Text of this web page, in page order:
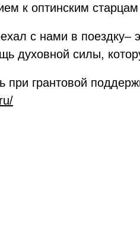
к оптинским
с нами в поездку–
духовной силы,
при грантовой